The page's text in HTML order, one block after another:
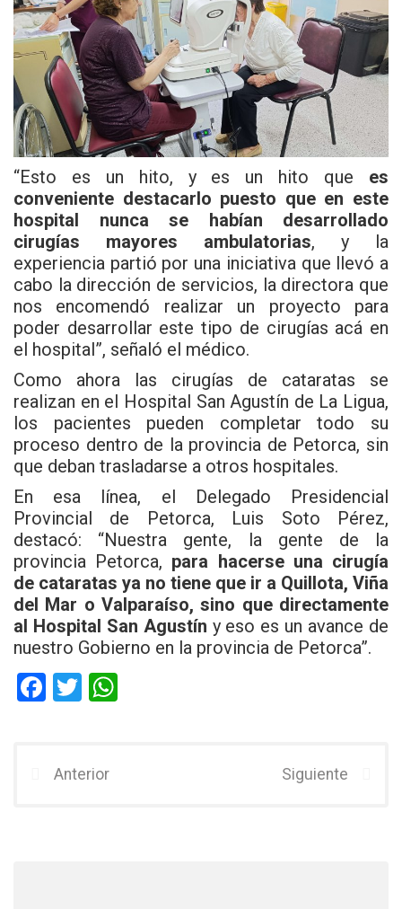
“Esto es un hito, y es un hito que es
conveniente destacarlo puesto que en este
hospital nunca se habían desarrollado
cirugías mayores ambulatorias, y la
experiencia partió por una iniciativa que llevó a
cabo la dirección de servicios, la directora que
nos encomendó realizar un proyecto para
poder desarrollar este tipo de cirugías acá en
el hospital”, señaló el médico.
Como ahora las cirugías de cataratas se
realizan en el Hospital San Agustín de La Ligua,
los pacientes pueden completar todo su
proceso dentro de la provincia de Petorca, sin
que deban trasladarse a otros hospitales.
En esa línea, el Delegado Presidencial
Provincial de Petorca, Luis Soto Pérez,
destacó: “Nuestra gente, la gente de la
provincia Petorca, para hacerse una cirugía
de cataratas ya no tiene que ir a Quillota, Viña
del Mar o Valparaíso, sino que directamente
al Hospital San Agustín y eso es un avance de
nuestro Gobierno en la provincia de Petorca”.
F
b
T
er
Anterior Siguiente